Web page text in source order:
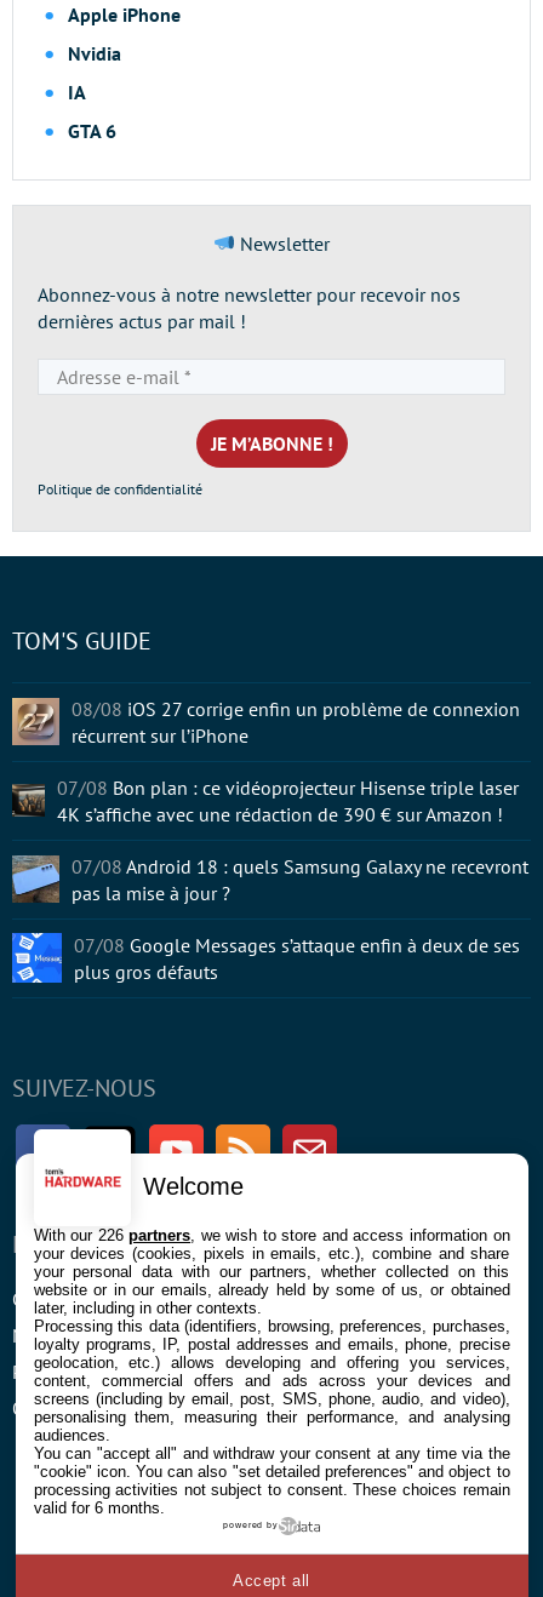
Apple iPhone
Nvidia
IA
GTA 6
Newsletter
Abonnez-vous à notre newsletter pour recevoir nos
dernières actus par mail !
e-
mail
*
Politique de confidentialité
SUIVEZ-NOUS
FacebookTwitter Youtube RSS Newsletter
ENTREPRISE
Confidentialité et Cookies
Mentions légales et CGU
Préférences Cookies
Qui sommes nous
À PROPOS
Contact
TOM'S GUIDE
08/08 iOS 27 corrige enfin un problème de connexion
récurrent sur l’iPhone
07/08 Bon plan : ce vidéoprojecteur Hisense triple laser
4K s’affiche avec une rédaction de 390 € sur Amazon !
07/08 Android 18 : quels Samsung Galaxy ne recevront
pas la mise à jour ?
07/08 Google Messages s’attaque enfin à deux de ses
plus gros défauts
Welcome
With our 226partners , we wish to store and access information on
your devices (cookies, pixels in emails, etc.), combine and share
your personal data with our partners, whether collected on this
website or in our emails, already held by some of us, or obtained
later, including in other contexts.
Processing this data (identifiers, browsing, preferences, purchases,
loyalty programs, IP, postal addresses and emails, phone, precise
geolocation, etc.) allows developing and offering you services,
content, commercial offers and ads across your devices and
screens (including by email, post, SMS, phone, audio, and video),
personalising them, measuring their performance, and analysing
audiences.
You can "accept all" and withdraw your consent at any time via the
"cookie" icon. You can also "set detailed preferences" and object to
processing activities not subject to consent. These choices remain
valid for 6 months.
powered by
Accept all